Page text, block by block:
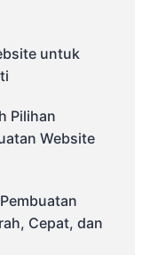
untuk
Pilihan
Website
Cepat, dan